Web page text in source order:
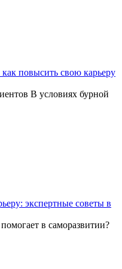
как повысить свою карьеру
В условиях бурной
экспертные советы в
в саморазвитии?